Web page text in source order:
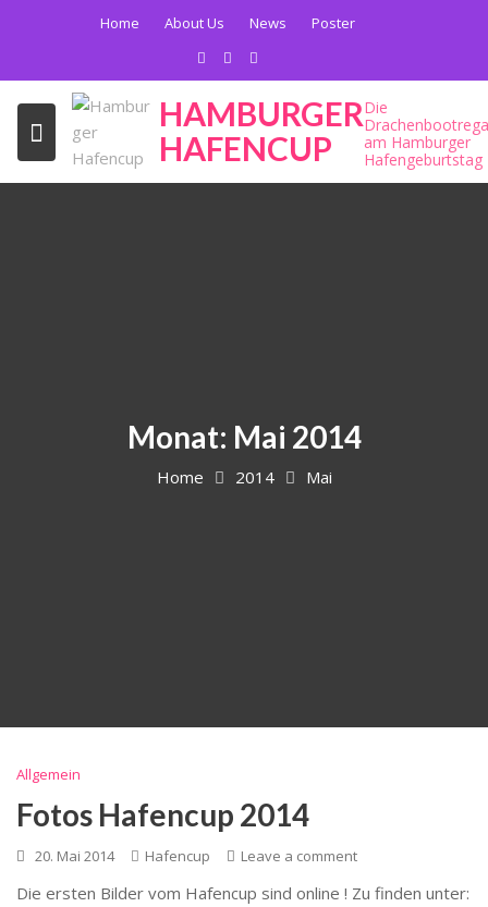
Home About Us News Poster
HAMBURGER
HAFENCUP
Die
am Hamburger
Hafengeburtstag
Monat: Mai 2014
Home 2014 Mai
Allgemein
Fotos Hafencup 2014
20. Mai 2014 Hafencup Leave a comment
Die ersten Bilder vom Hafencup sind online ! Zu finden unter: